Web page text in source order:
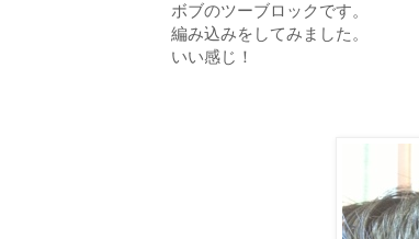
ボブのツーブロックです。
編み込みをしてみました。
いい感じ！